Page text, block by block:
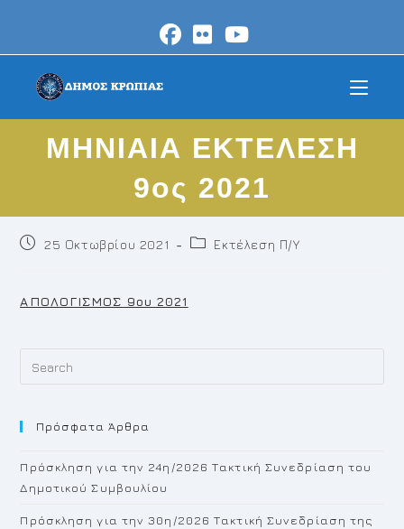
content
ΜΗΝΙΑΙΑ ΕΚΤΕΛΕΣΗ
9ος 2021
Post25 Οκτωβρίου 2021
PostΕκτέλεση Π/Υ
ΑΠΟΛΟΓΙΣΜΟΣ 9ου 2021
Πρόσφατα Άρθρα
Πρόσκληση για την 24η/2026 Τακτική Συνεδρίαση του
Δημοτικού Συμβουλίου
Πρόσκληση για την 30η/2026 Τακτική Συνεδρίαση της